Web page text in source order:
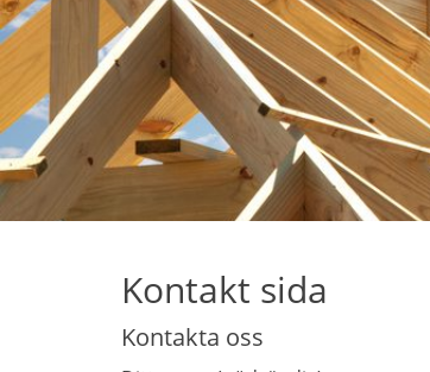
Kontakt sida
Kontakta oss